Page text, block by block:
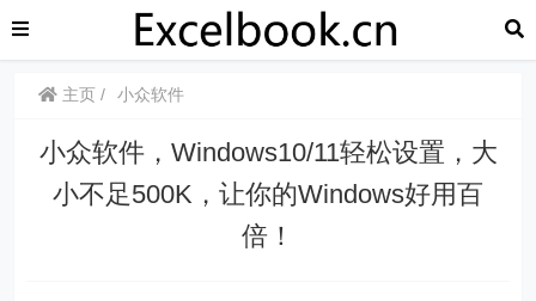
主页 小众软件
小众软件，Windows10/11轻松设置，大
小不足500K，让你的Windows好用百
倍！